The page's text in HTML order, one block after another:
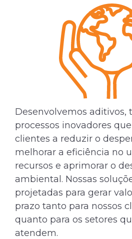
Desenvolvemos aditivos,
processos inovadores
clientes a reduzir o
melhorar a eficiência no
recursos e aprimorar o
ambiental. Nossas
projetadas para gerar
prazo tanto para nossos
quanto para os setores
atendem.